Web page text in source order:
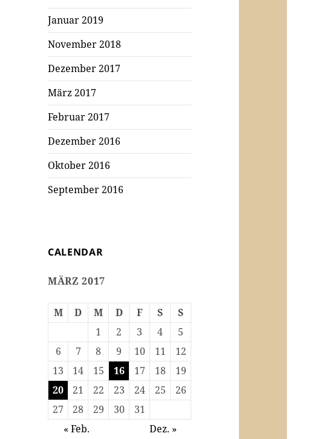
Januar 2019
November 2018
Dezember 2017
März 2017
Februar 2017
Dezember 2016
Oktober 2016
September 2016
CALENDAR
MÄRZ 2017
M D M D F S
S
1
2 3 4
5
6
7 8 9 10 11
12
13
14 15 16 17 18
19
20
21 22 23 24 25
26
27
28 29 30
31
« Feb.
Dez. »